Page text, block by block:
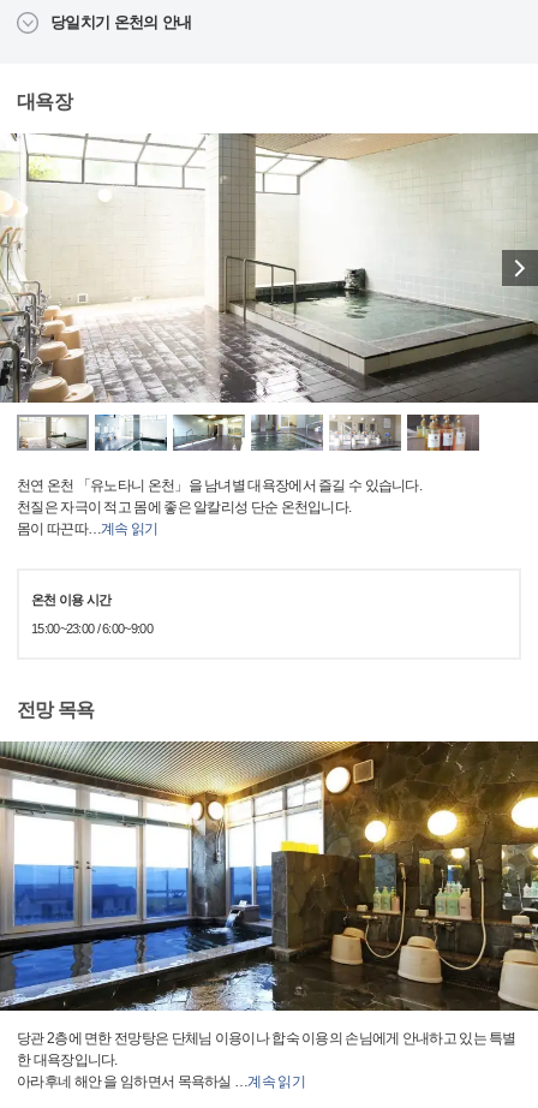
당일치기 온천의 안내
대욕장
천연 온천 「유노타니 온천」을 남녀별 대욕장에서 즐길 수 있습니다.
천질은 자극이 적고 몸에 좋은 알칼리성 단순 온천입니다.
몸이 따끈따…계속 읽기
온천 이용 시간
15:00~23:00 / 6:00~9:00
전망 목욕
당관 2층에 면한 전망탕은 단체님 이용이나 합숙 이용의 손님에게 안내하고 있는 특별
한 대욕장입니다.
아라후네 해안 을 임하면서 목욕하실 …계속 읽기